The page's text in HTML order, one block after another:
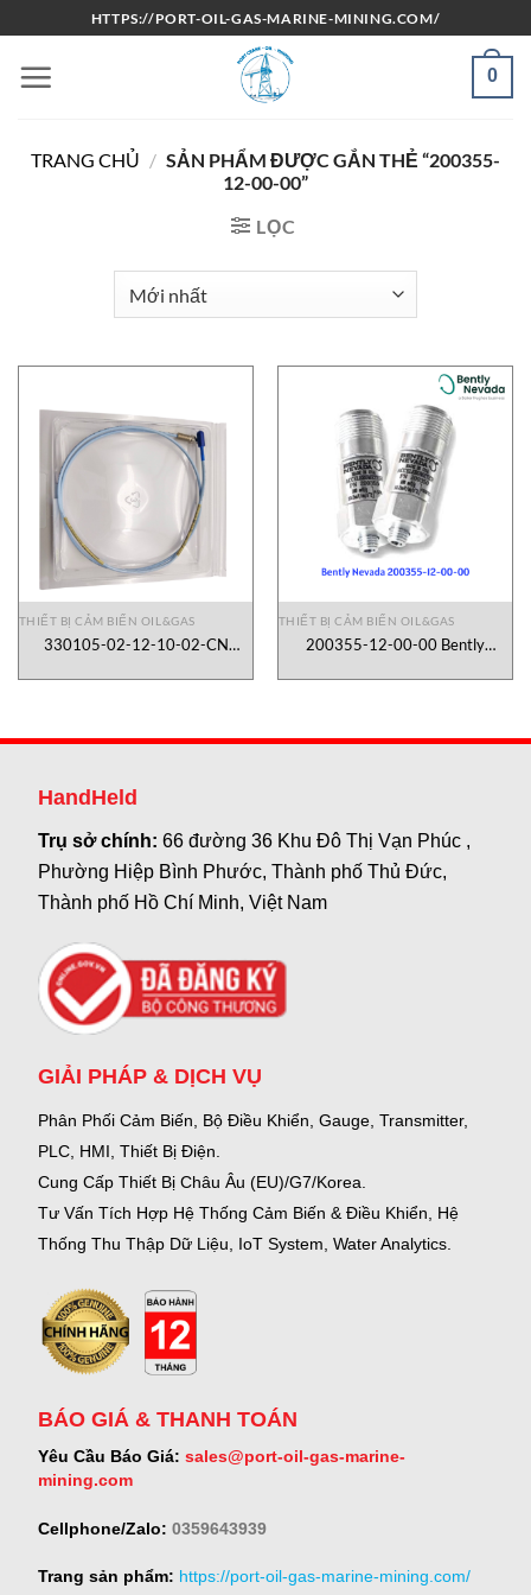
qua
nội
HTTPS://PORT-OIL-GAS-MARINE-MINING.COM/
0
TRANG CHỦ / SẢN PHẨM ĐƯỢC GẮN THẺ “200355-
12-00-00”
LỌC
THIẾT BỊ CẢM BIẾN OIL&GAS
330105-02-12-10-02-CN
Nevada Vietnam
THIẾT BỊ CẢM BIẾN OIL&GAS
200355-12-00-00 Bently
HandHeld
Trụ sở chính:66 đường 36 Khu Đô Thị Vạn Phúc ,
Phường Hiệp Bình Phước, Thành phố Thủ Đức,
Thành phố Hồ Chí Minh, Việt Nam
GIẢI PHÁP & DỊCH VỤ
Phân Phối Cảm Biến, Bộ Điều Khiển, Gauge, Transmitter,
PLC, HMI, Thiết Bị Điện.
Cung Cấp Thiết Bị Châu Âu (EU)/G7/Korea.
Tư Vấn Tích Hợp Hệ Thống Cảm Biến & Điều Khiển, Hệ
Thống Thu Thập Dữ Liệu, IoT System, Water Analytics.
BÁO GIÁ & THANH TOÁN
Yêu Cầu Báo Giá: sales@port-oil-gas-marine-
mining.com
Cellphone/Zalo: 0359643939
Trang sản phẩm: https://port-oil-gas-marine-mining.com/